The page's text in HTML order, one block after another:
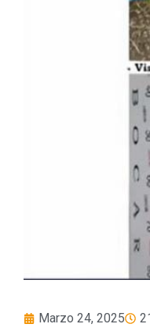
Marzo 24, 2025